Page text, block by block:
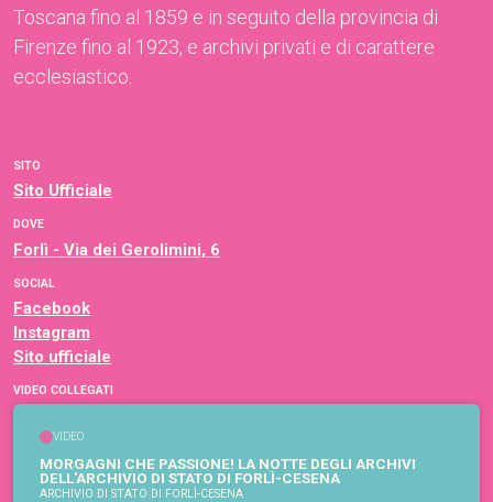
SITO
Sito Ufficiale
DOVE
Forlì - Via dei Gerolimini, 6
SOCIAL
Facebook
Instagram
Sito ufficiale
VIDEO COLLEGATI
VIDEO
MORGAGNI CHE PASSIONE! LA NOTTE DEGLI ARCHIVI
DELL'ARCHIVIO DI STATO DI FORLÌ-CESENA
ARCHIVIO DI STATO DI FORLÌ-CESENA
Toscana fino al 1859 e in seguito della provincia di
Firenze fino al 1923, e archivi privati e di carattere
ecclesiastico.